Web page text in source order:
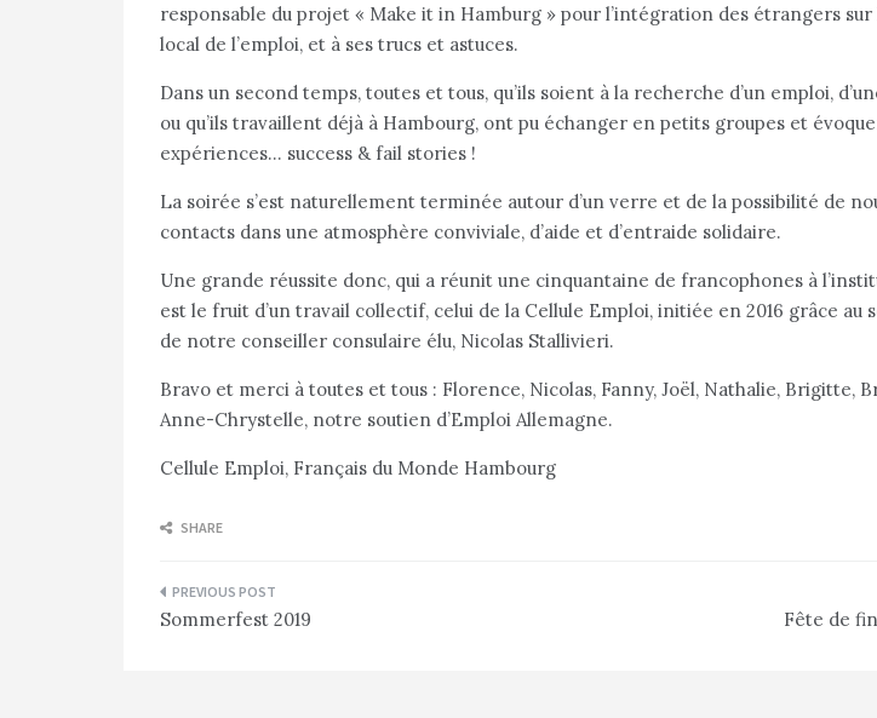
responsable du projet « Make it in Hamburg » pour l’intégration des étrangers
local de l’emploi, et à ses trucs et astuces.
Dans un second temps, toutes et tous, qu’ils soient à la recherche d’un emploi,
ou qu’ils travaillent déjà à Hambourg, ont pu échanger en petits groupes et
expériences… success & fail stories !
La soirée s’est naturellement terminée autour d’un verre et de la possibilité de
contacts dans une atmosphère conviviale, d’aide et d’entraide solidaire.
Une grande réussite donc, qui a réunit une cinquantaine de francophones à
est le fruit d’un travail collectif, celui de la Cellule Emploi, initiée en 2016 grâce au
de notre conseiller consulaire élu, Nicolas Stallivieri.
Bravo et merci à toutes et tous : Florence, Nicolas, Fanny, Joël, Nathalie, Brigitte,
Anne-Chrystelle, notre soutien d’Emploi Allemagne.
Cellule Emploi, Français du Monde Hambourg
SHARE
Navigation
de
Sommerfest 2019 Fête de